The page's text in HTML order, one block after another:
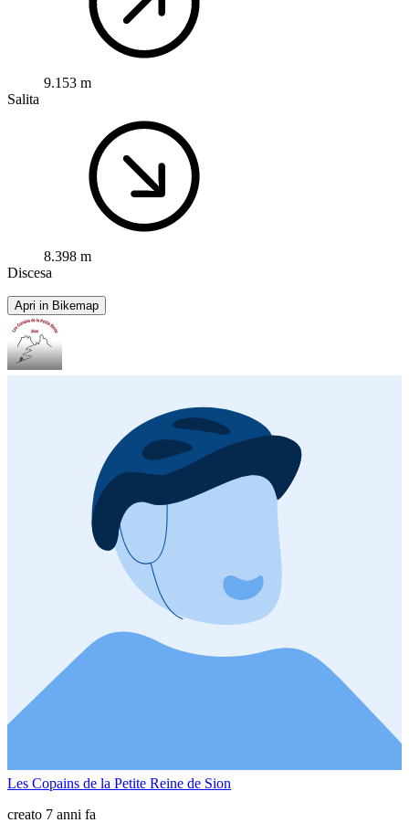
9.153 m
Salita
8.398 m
Discesa
Apri in Bikemap
Les Copains de la Petite Reine de Sion
creato 7 anni fa